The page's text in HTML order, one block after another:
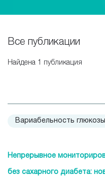
Все публикации
Найдена 1 публикация
Вариабельность глюкозы
Непрерывное
без сахарного диабета: